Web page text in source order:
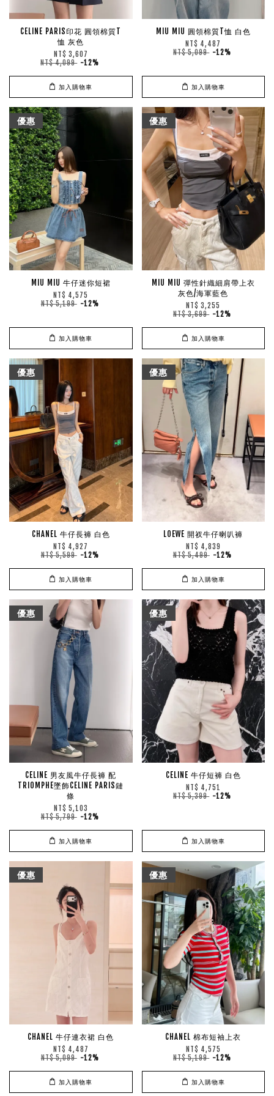
CELINE PARIS印花 圓領棉質T
恤 灰色
NT$ 3,607
NT$ 4,099 -12%
加入購物車
MIU MIU 圓領棉質T恤 白色
NT$ 4,487
NT$ 5,099 -12%
加入購物車
優惠
MIU MIU 牛仔迷你短裙
NT$ 4,575
NT$ 5,199 -12%
加入購物車
優惠
MIU MIU 彈性針織細肩帶上衣
灰色/海軍藍色
NT$ 3,255
NT$ 3,699 -12%
加入購物車
優惠
CHANEL 牛仔長褲 白色
NT$ 4,927
NT$ 5,599 -12%
加入購物車
優惠
LOEWE 開衩牛仔喇叭褲
NT$ 4,839
NT$ 5,499 -12%
加入購物車
優惠
CELINE 男友風牛仔長褲 配
TRIOMPHE墜飾CELINE PARIS鏈
條
NT$ 5,103
NT$ 5,799 -12%
加入購物車
優惠
CELINE 牛仔短褲 白色
NT$ 4,751
NT$ 5,399 -12%
加入購物車
優惠
CHANEL 牛仔連衣裙 白色
NT$ 4,487
NT$ 5,099 -12%
加入購物車
優惠
CHANEL 棉布短袖上衣
NT$ 4,575
NT$ 5,199 -12%
加入購物車